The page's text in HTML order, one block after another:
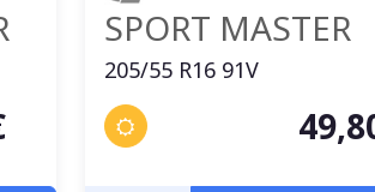
SPORT MASTER
205/55 R16 91V